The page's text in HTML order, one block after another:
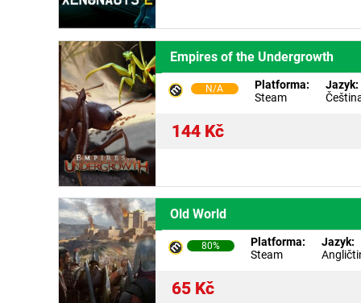
Empires of the Undergrowth
N/A
Platforma:
Steam
Jazyk:
144 Kč
Old World
80%
Platforma:
Steam
Jazyk:
65 Kč